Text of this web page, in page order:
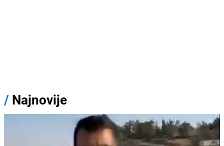
/ Najnovije